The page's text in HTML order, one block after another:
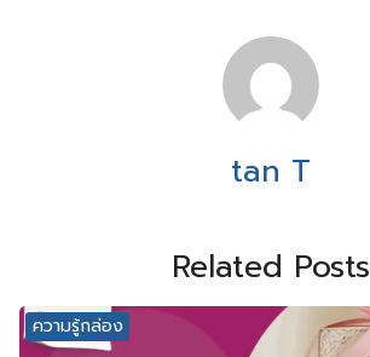
tan T
Related Posts
ความรู้กล่อง